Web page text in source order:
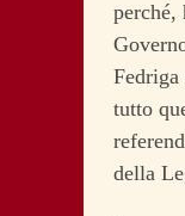
perché,
Fedriga
tutto
della